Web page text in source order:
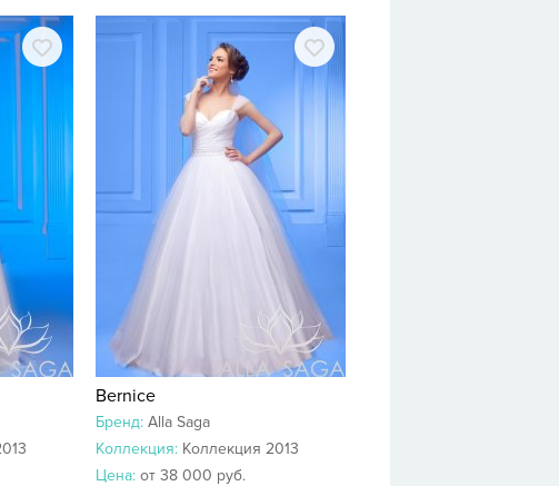
Bernice
Бренд: Alla Saga
Коллекция: Коллекция 2013
Цена: от 38 000 руб.